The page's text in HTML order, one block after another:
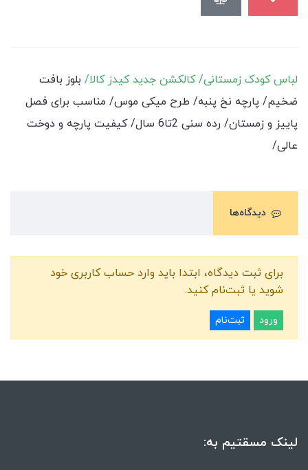
لباس کودک زمستانی/ کالکشن جدید کیدز کالا/ بلوز بافت
ضخیم/ پارچه نخ پنبه/ طرح میکی موس/ مناسب برای فصل
پاییز و زمستان/ رده سنی 2تا6 سال/ کیفیت پارچه و دوخت
عالی/
دیدگاه‌ها
برای ثبت دیدگاه، ابتدا باید وارد حساب کاربری خود
شوید یا ثبت‌نام کنید.
ورود ثبت‌نام
لینک مسقتیم به: